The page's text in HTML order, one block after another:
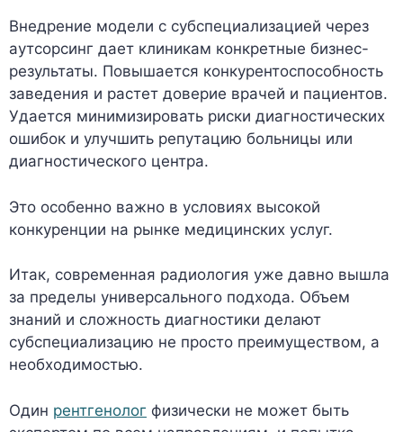
Внедрение модели с субспециализацией через
аутсорсинг дает клиникам конкретные бизнес-
результаты. Повышается конкурентоспособность
заведения и растет доверие врачей и пациентов.
Удается минимизировать риски диагностических
ошибок и улучшить репутацию больницы или
диагностического центра.
Это особенно важно в условиях высокой
конкуренции на рынке медицинских услуг.
Итак, современная радиология уже давно вышла
за пределы универсального подхода. Объем
знаний и сложность диагностики делают
субспециализацию не просто преимуществом, а
необходимостью.
Один рентгенолог физически не может быть